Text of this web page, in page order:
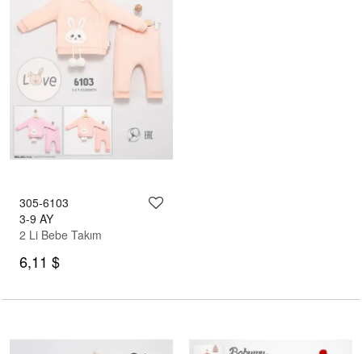
305-6103
3-9 AY
2 Li Bebe Takım
6,11 $